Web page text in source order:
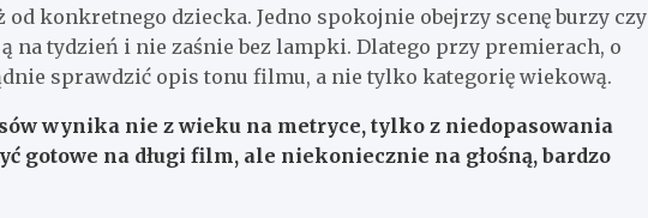
konkretnego dziecka. Jedno spokojnie obejrzy scenę burzy czy
na tydzień i nie zaśnie bez lampki. Dlatego przy premierach, o
sprawdzić opis tonu filmu, a nie tylko kategorię wiekową.
wynika nie z wieku na metryce, tylko z niedopasowania
gotowe na długi film, ale niekoniecznie na głośną, bardzo